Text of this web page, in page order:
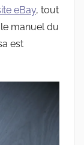
eBay, tout
manuel du
est